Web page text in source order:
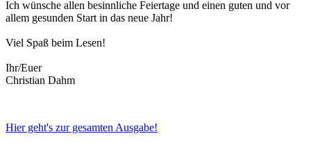
Ich wünsche allen besinnliche Feiertage und einen guten und vor
allem gesunden Start in das neue Jahr!
Viel Spaß beim Lesen!
Ihr/Euer
Christian Dahm
Hier geht's zur gesamten Ausgabe!